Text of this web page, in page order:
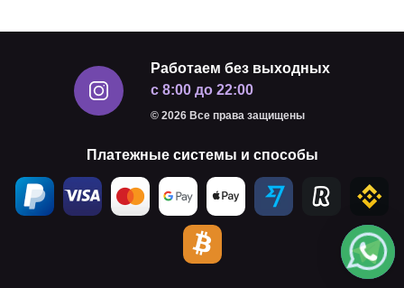
Работаем без выходных
с 8:00 до 22:00
© 2026 Все права защищены
Платежные системы и способы